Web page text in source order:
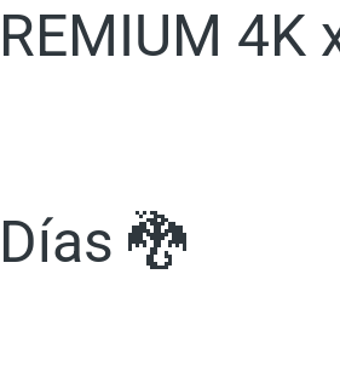
4K
🐉